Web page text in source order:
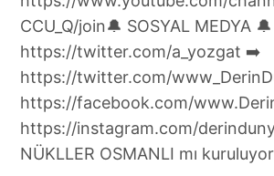
NÜKLLER OSMANLI mı